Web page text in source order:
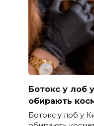
Ботокс у лоб
обирають
Ботокс у лоб у